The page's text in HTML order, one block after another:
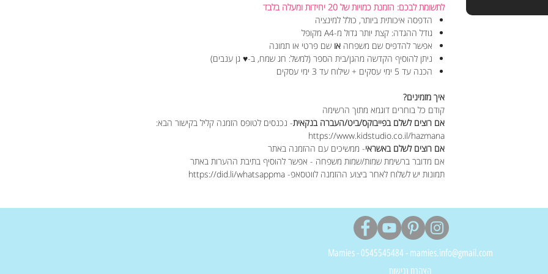
לתשומת לבכם: הזמנת כמויות של 20 יחידות ומעלה בלבד
הדפסה איכותית ביותר, כולל למינציה
גודל ההגדה: קצת יותר גדול מ-A4 מקופל
אפשר להדפיס שם משפחה או שם פרטי או תמונה
ניתן להוסיף הקדשה מהגן/בית הספר (למשל: חג שמח, ב-♥ גן ענבים)
הכנה עד 5 ימי עסקים + שילוח עד 3 ימי עסקים
איך מזמינים?
קודם כל בוחרים דוגמא מתוך הרשימה
אם רוצים לשלם בפייבוקס/ביט/העברה בנקאית- נכנסים לטופס הזמנה קליל בקישור הבא:
https://www.kidstudio.co.il/hazmana
אם רוצים לשלם באשראי- ממשיכים עם ההזמנה באתר
אם מדובר ברשימת שמות/שמות משפחה - אפשר להוסיף בתיבת ההערות באתר
תמונות יש לשלוח לאחר ביצוע ההזמנה לווטסאפ- https://did.li/whatsappma
Mamies - 0545545484 - mamies.info@gmail.com
הצהרת נגישות